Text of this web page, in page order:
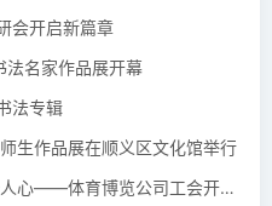
会开启新篇章
法名家作品展开幕
法专辑
生作品展在顺义区文化馆举行
笔墨凝香迎新春 工会送福暖人心——体育博览公司工会开展“迎新春 春联”活动